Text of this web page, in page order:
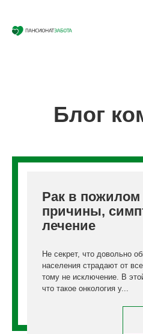
Блог
Рак в
причины,
лечение
Не секрет, что довольно
населения страдают от
тому не исключение. В
что такое онкология у...